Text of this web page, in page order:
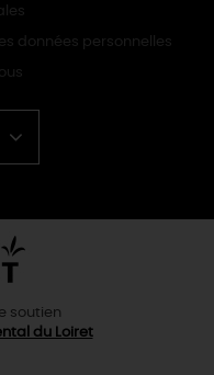
données personnelles
soutien
du Loiret